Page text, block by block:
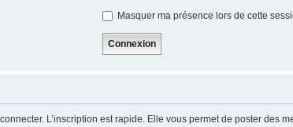
Masquer ma présence lors de cette
L’inscription est rapide. Elle vous permet de poster des